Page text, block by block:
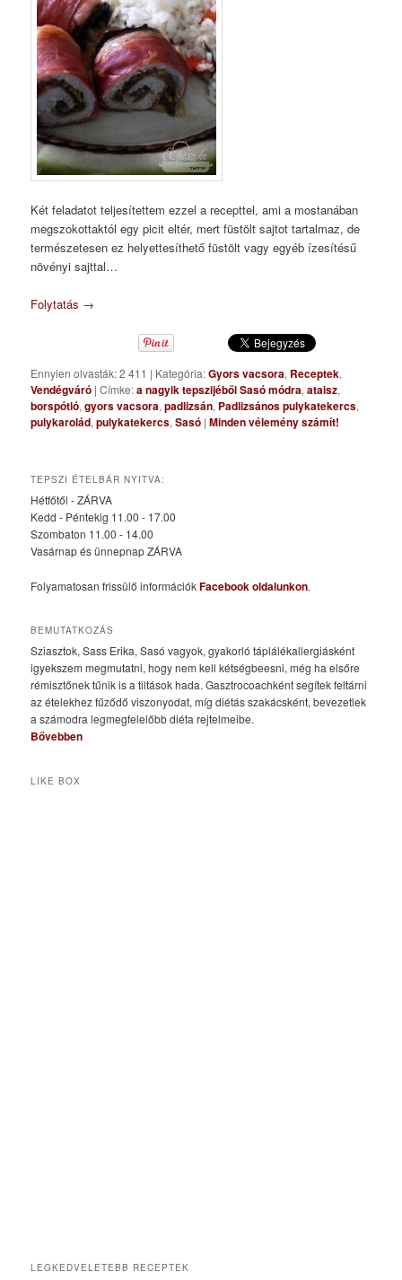
Két feladatot teljesítettem ezzel a recepttel, ami a mostanában
megszokottaktól egy picit eltér, mert füstölt sajtot tartalmaz, de
természetesen ez helyettesíthető füstölt vagy egyéb ízesítésű
növényi sajttal…
Folytatás →
Ennyien olvasták: 2 411 | Kategória:Gyors vacsora, Receptek,
Vendégváró |Címke:a nagyik tepszijéből Sasó módra,ataisz,
borspótló,gyors vacsora,padlizsán, Padlizsános pulykatekercs,
pulykarolád,pulykatekercs,Sasó |Minden vélemény számít!
TEPSZI ÉTELBÁR NYITVA:
Hétfőtől - ZÁRVA
Kedd - Péntekig 11.00 - 17.00
Szombaton 11.00 - 14.00
Vasárnap és ünnepnap ZÁRVA
Folyamatosan frissülő információkFacebook oldalunkon.
BEMUTATKOZÁS
Sziasztok, Sass Erika, Sasó vagyok, gyakorló táplálékallergiásként
igyekszem megmutatni, hogy nem kell kétségbeesni, még ha elsőre
rémisztőnek tűnik is a tiltások hada. Gasztrocoachként segítek feltárni
az ételekhez fűződő viszonyodat, míg diétás szakácsként, bevezetlek
a számodra legmegfelelőbb diéta rejtelmeibe.
Bővebben
LIKE BOX
LEGKEDVELETEBB RECEPTEK